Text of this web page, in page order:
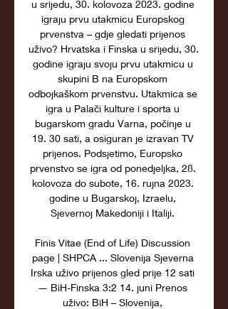
u srijedu, 30. kolovoza 2023. godine
igraju prvu utakmicu Europskog
prvenstva – gdje gledati prijenos
uživo? Hrvatska i Finska u srijedu, 30.
godine igraju svoju prvu utakmicu u
skupini B na Europskom
odbojkaškom prvenstvu. Utakmica se
igra u Palači kulture i sporta u
bugarskom gradu Varna, počinje u
19. 30 sati, a osiguran je izravan TV
prijenos. Podsjetimo, Europsko
prvenstvo se igra od ponedjeljka, 28.
kolovoza do subote, 16. rujna 2023.
godine u Bugarskoj, Izraelu,
Sjevernoj Makedoniji i Italiji.
Finis Vitae (End of Life) Discussion
page | SHPCA ... Slovenija Sjeverna
Irska uživo prijenos gled prije 12 sati
— BiH-Finska 3:2 14. juni Prenos
uživo: BiH – Slovenija,